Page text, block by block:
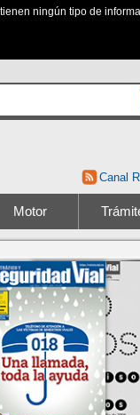
ningún tipo de
Canal
Motor